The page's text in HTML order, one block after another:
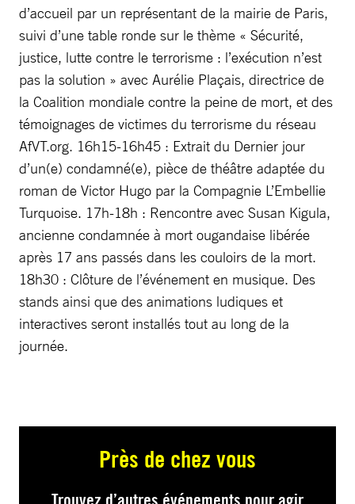
d’accueil par un représentant de la mairie de Paris,
suivi d’une table ronde sur le thème « Sécurité,
justice, lutte contre le terrorisme : l’exécution n’est
pas la solution » avec Aurélie Plaçais, directrice de
la Coalition mondiale contre la peine de mort, et des
témoignages de victimes du terrorisme du réseau
AfVT.org. 16h15-16h45 : Extrait du Dernier jour
d’un(e) condamné(e), pièce de théâtre adaptée du
roman de Victor Hugo par la Compagnie L’Embellie
Turquoise. 17h-18h : Rencontre avec Susan Kigula,
ancienne condamnée à mort ougandaise libérée
après 17 ans passés dans les couloirs de la mort.
18h30 : Clôture de l’événement en musique. Des
stands ainsi que des animations ludiques et
interactives seront installés tout au long de la
journée.
Près de chez vous